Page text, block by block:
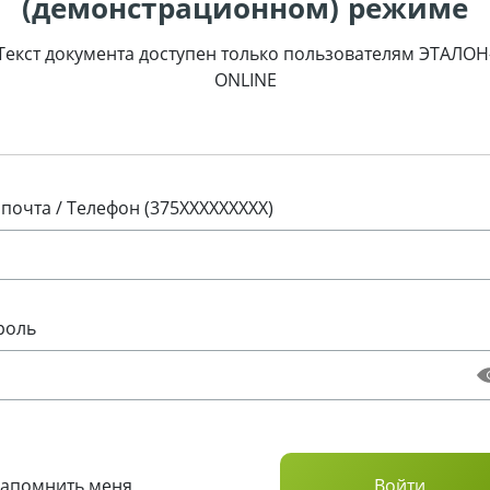
документа доступен только пользователям
ONLINE
/ Телефон (375XXXXXXXXX)